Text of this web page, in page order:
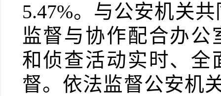
5.47%。与公安机关
监督与协作配合办公
和侦查活动实时、全
督。依法监督公安机